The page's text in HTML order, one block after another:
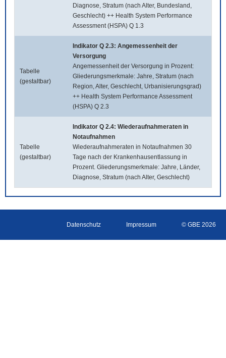
Diagnose, Stratum (nach Alter, Bundesland,
Geschlecht) ++ Health System Performance
Assessment (HSPA) Q 1.3
Tabelle
(gestaltbar)
Indikator Q 2.3: Angemessenheit der
Versorgung
Angemessenheit der Versorgung in Prozent:
Gliederungsmerkmale: Jahre, Stratum (nach
Region, Alter, Geschlecht, Urbanisierungsgrad)
++ Health System Performance Assessment
(HSPA) Q 2.3
Tabelle
(gestaltbar)
Indikator Q 2.4: Wiederaufnahmeraten in
Notaufnahmen
Wiederaufnahmeraten in Notaufnahmen 30
Tage nach der Krankenhausentlassung in
Prozent. Gliederungsmerkmale: Jahre, Länder,
Diagnose, Stratum (nach Alter, Geschlecht)
Datenschutz Impressum © GBE 2026